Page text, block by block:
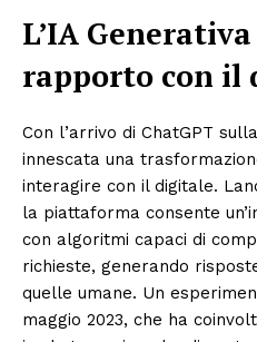
L’IA
rapporto con il
Con l’arrivo di ChatGPT
innescata una
interagire con il digitale.
la piattaforma consente
con algoritmi capaci di
richieste, generando
quelle umane. Un
maggio 2023, che ha